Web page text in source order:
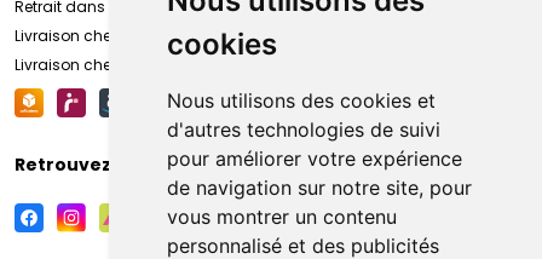
cookies
Nous utilisons des cookies et
d'autres technologies de suivi
pour améliorer votre expérience
de navigation sur notre site, pour
vous montrer un contenu
personnalisé et des publicités
Retrait dans la pharmacie d’Amiens
Livraison chez vous
Livraison chez votre commerçant
Retrouvez-nous sur vos réseaux sociaux